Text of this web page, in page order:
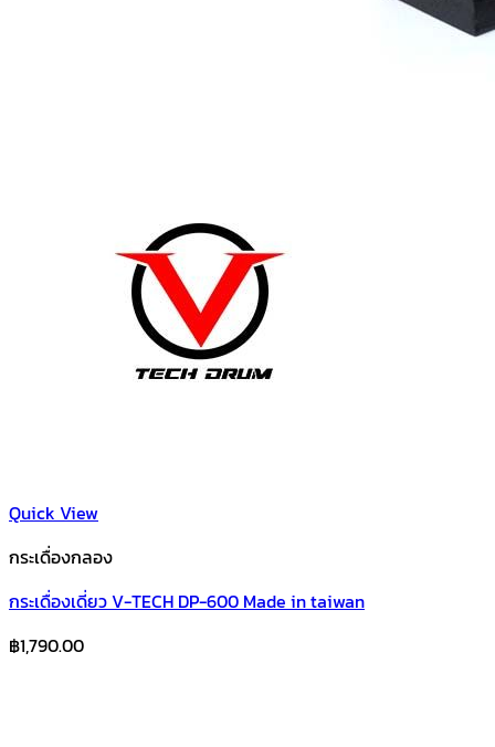
Quick View
กระเดื่องกลอง
กระเดื่องเดี่ยว V-TECH DP-600 Made in taiwan
฿1,790.00